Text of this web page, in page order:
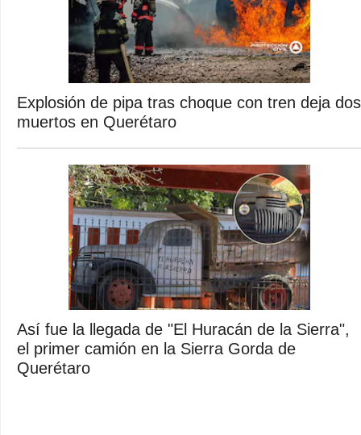
Explosión de pipa tras choque con tren deja dos
muertos en Querétaro
Así fue la llegada de "El Huracán de la Sierra",
el primer camión en la Sierra Gorda de
Querétaro